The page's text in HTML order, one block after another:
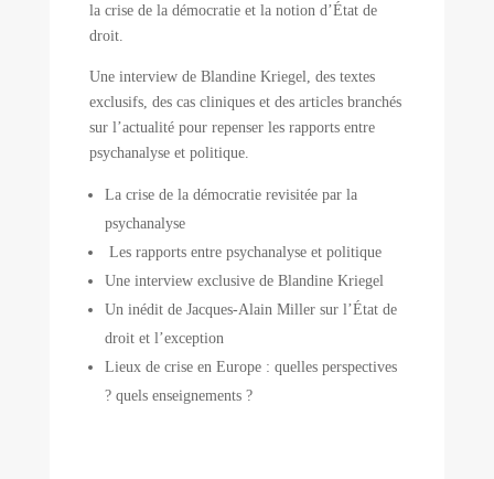
la crise de la démocratie et la notion d’État de
droit.
Une interview de Blandine Kriegel, des textes
exclusifs, des cas cliniques et des articles branchés
sur l’actualité pour repenser les rapports entre
psychanalyse et politique.
La crise de la démocratie revisitée par la
psychanalyse
Les rapports entre psychanalyse et politique
Une interview exclusive de Blandine Kriegel
Un inédit de Jacques-Alain Miller sur l’État de
droit et l’exception
Lieux de crise en Europe : quelles perspectives
? quels enseignements ?